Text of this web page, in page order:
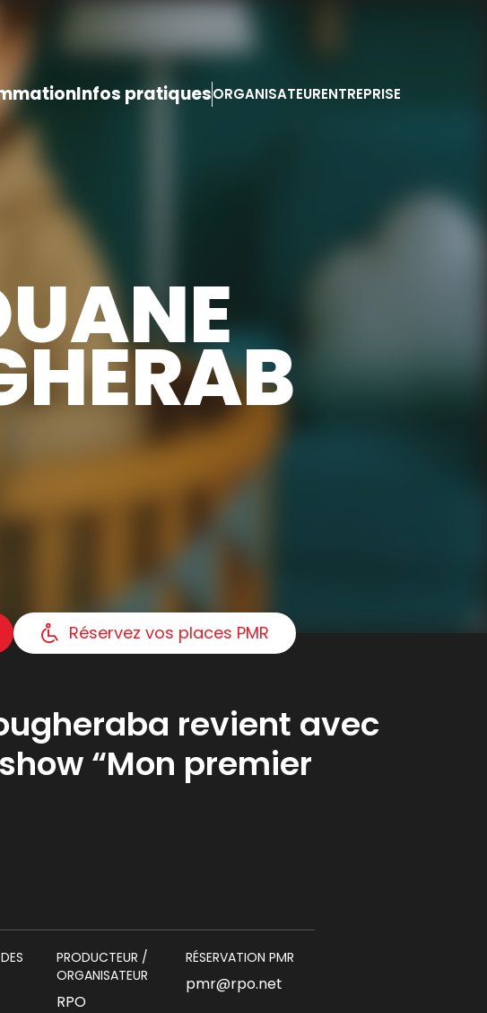
Infos pratiquesORGANISATEURENTREPRISE
Réservez vos places PMR
revient avec
“Mon premier
PRODUCTEUR /
ORGANISATEUR
RPO
RÉSERVATION PMR
pmr@rpo.net